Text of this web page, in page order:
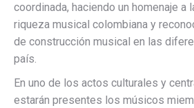
coordinada, haciendo un homenaje a
riqueza musical colombiana y
de construcción musical en las
país.
En uno de los actos culturales y
estarán presentes los músicos